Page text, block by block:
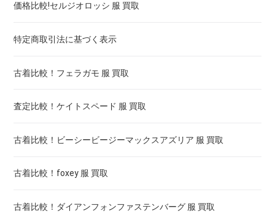
価格比較!セルジオロッシ 服 買取
特定商取引法に基づく表示
古着比較！フェラガモ 服 買取
査定比較！ケイトスペード 服 買取
古着比較！ビーシービージーマックスアズリア 服 買取
古着比較！foxey 服 買取
古着比較！ダイアンフォンファステンバーグ 服 買取